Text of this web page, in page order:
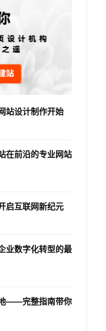
站设计制作开始
在前沿的专业网站
启互联网新纪元
业数字化转型的最
——完整指南带你